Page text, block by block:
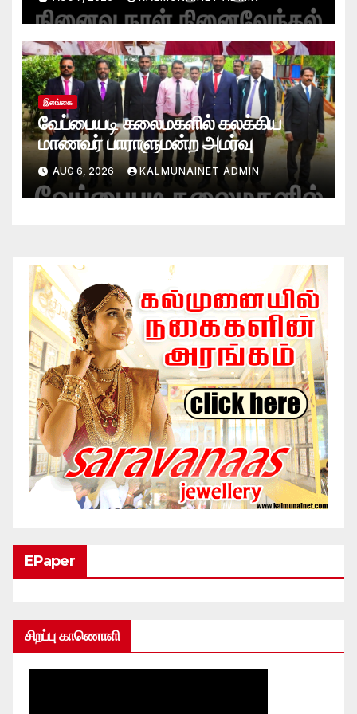
இலங்கை
வேப்பையடி கலைமகளில் கலக்கிய
மாணவர் பாராளுமன்ற அமர்வு
AUG 6, 2026 KALMUNAINET ADMIN
EPaper
சிறப்பு காணொளி